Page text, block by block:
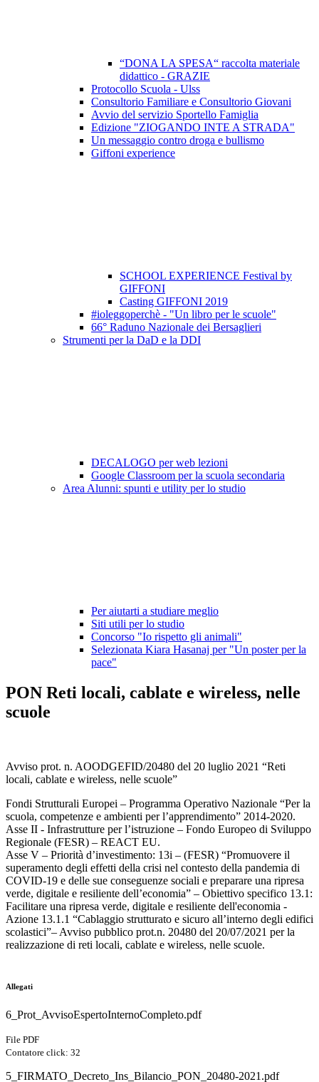
“DONA LA SPESA“ raccolta materiale
didattico - GRAZIE
Protocollo Scuola - Ulss
Consultorio Familiare e Consultorio Giovani
Avvio del servizio Sportello Famiglia
Edizione "ZIOGANDO INTE A STRADA"
Un messaggio contro droga e bullismo
Giffoni experience
SCHOOL EXPERIENCE Festival by
GIFFONI
Casting GIFFONI 2019
#ioleggoperchè - "Un libro per le scuole"
66° Raduno Nazionale dei Bersaglieri
Strumenti per la DaD e la DDI
DECALOGO per web lezioni
Google Classroom per la scuola secondaria
Area Alunni: spunti e utility per lo studio
Per aiutarti a studiare meglio
Siti utili per lo studio
Concorso "Io rispetto gli animali"
Selezionata Kiara Hasanaj per "Un poster per la
pace"
PON Reti locali, cablate e wireless, nelle
scuole
Avviso prot. n. AOODGEFID/20480 del 20 luglio 2021 “Reti
locali, cablate e wireless, nelle scuole”
Fondi Strutturali Europei – Programma Operativo Nazionale “Per la
scuola, competenze e ambienti per l’apprendimento” 2014-2020.
Asse II - Infrastrutture per l’istruzione – Fondo Europeo di Sviluppo
Regionale (FESR) – REACT EU.
Asse V – Priorità d’investimento: 13i – (FESR) “Promuovere il
superamento degli effetti della crisi nel contesto della pandemia di
COVID-19 e delle sue conseguenze sociali e preparare una ripresa
verde, digitale e resiliente dell’economia” – Obiettivo specifico 13.1:
Facilitare una ripresa verde, digitale e resiliente dell'economia -
Azione 13.1.1 “Cablaggio strutturato e sicuro all’interno degli edifici
scolastici”– Avviso pubblico prot.n. 20480 del 20/07/2021 per la
realizzazione di reti locali, cablate e wireless, nelle scuole.
Allegati
6_Prot_AvvisoEspertoInternoCompleto.pdf
File PDF
Contatore click: 32
5_FIRMATO_Decreto_Ins_Bilancio_PON_20480-2021.pdf